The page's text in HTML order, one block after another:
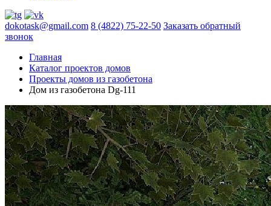
dokotask@gmail.com 8 (4822) 75-22-50 Заказать обратный
звонок
Главная
Каталог проектов домов
Проекты домов из газобетона
Дом из газобетона Dg-111